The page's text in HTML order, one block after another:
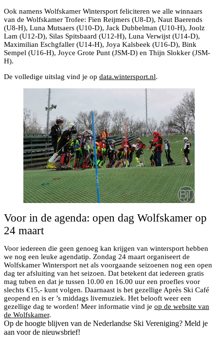
Ook namens Wolfskamer Wintersport feliciteren we alle winnaars
van de Wolfskamer Trofee: Fien Reijmers (U8-D), Naut Baerends
(U8-H), Luna Mutsaers (U10-D), Jack Dubbelman (U10-H), Joolz
Lam (U12-D), Silas Spitsbaard (U12-H), Luna Verwijst (U14-D),
Maximilian Eschgfaller (U14-H), Joya Kalsbeek (U16-D), Bink
Sempel (U16-H), Joyce Grote Punt (JSM-D) en Thijn Slokker (JSM-
H).
De volledige uitslag vind je op data.wintersport.nl.
Voor in de agenda: open dag Wolfskamer op
24 maart
Voor iedereen die geen genoeg kan krijgen van wintersport hebben
we nog een leuke agendatip. Zondag 24 maart organiseert de
Wolfskamer Wintersport net als voorgaande seizoenen nog een open
dag ter afsluiting van het seizoen. Dat betekent dat iedereen gratis
mag tuben en dat je tussen 10.00 en 16.00 uur een proefles voor
slechts €15,- kunt volgen. Daarnaast is het gezellige Après Ski Café
geopend en is er ’s middags livemuziek. Het belooft weer een
gezellige dag te worden! Meer informatie vind je op de website van
de Wolfskamer.
Op de hoogte blijven van de Nederlandse Ski Vereniging? Meld je
aan voor de nieuwsbrief!